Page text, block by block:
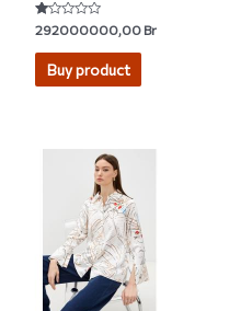
Rated
1.00
out
292000000,00Br
Buy product